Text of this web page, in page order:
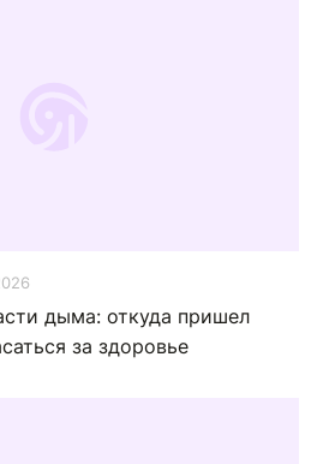
дыма: откуда пришел
за здоровье